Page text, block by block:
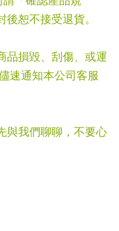
恕不接受退貨。
品損毀、刮傷、或運
速通知本公司客服
與我們聊聊，不要心